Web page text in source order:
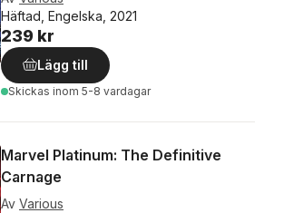
Häftad, Engelska, 2021
239 kr
Lägg till
Skickas inom 5-8 vardagar
Marvel Platinum: The Definitive
Carnage
Av Various